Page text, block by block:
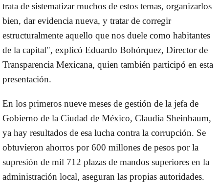
trata de sistematizar muchos de estos temas, organizarlos
bien, dar evidencia nueva, y tratar de corregir
estructuralmente aquello que nos duele como habitantes
de la capital", explicó Eduardo Bohórquez, Director de
Transparencia Mexicana, quien también participó en esta
presentación.
En los primeros nueve meses de gestión de la jefa de
Gobierno de la Ciudad de México, Claudia Sheinbaum,
ya hay resultados de esa lucha contra la corrupción. Se
obtuvieron ahorros por 600 millones de pesos por la
supresión de mil 712 plazas de mandos superiores en la
administración local, aseguran las propias autoridades.